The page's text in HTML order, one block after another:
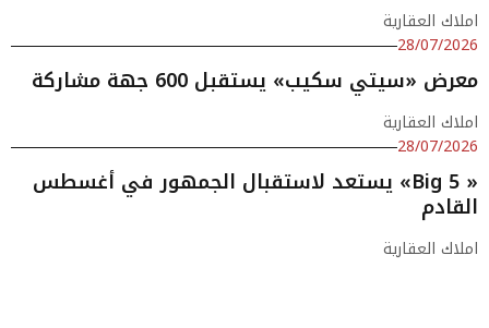
املاك العقارية
28/07/2026
معرض «سيتي سكيب» يستقبل 600 جهة مشاركة
املاك العقارية
28/07/2026
« Big 5» يستعد لاستقبال الجمهور في أغسطس
القادم
املاك العقارية